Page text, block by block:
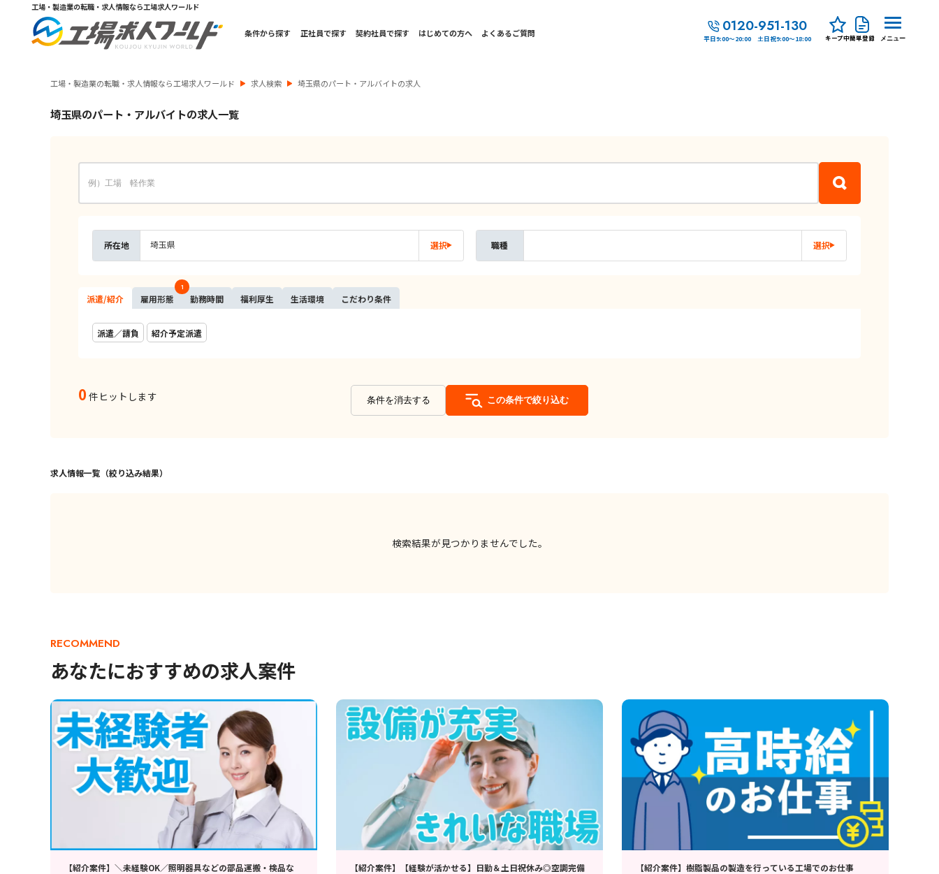
工場・製造業の転職・求人情報なら工場求人ワールド
条件から探す 正社員で探す 契約社員で探す はじめての方へ よくあるご質問 0120-951-130
平日9:00～20:00 土日祝9:00～18:00 キープ中簡単登録 メニュー
工場・製造業の転職・求人情報なら工場求人ワールド 求人検索 埼玉県のパート・アルバイトの求人
埼玉県のパート・アルバイトの求人一覧
所在地 埼玉県 選択 職種 選択
派遣/紹介 雇用形態
1
勤務時間 福利厚生 生活環境 こだわり条件
派遣／請負 紹介予定派遣
0 件ヒットします 条件を消去する この条件で絞り込む
求人情報一覧（絞り込み結果）
検索結果が見つかりませんでした。
RECOMMEND
あなたにおすすめの求人案件
【紹介案件】＼未経験OK／照明器具などの部品運搬・検品な
【紹介案件】【経験が活かせる】日勤＆土日祝休み◎空調完備
【紹介案件】樹脂製品の製造を行っている工場でのお仕事